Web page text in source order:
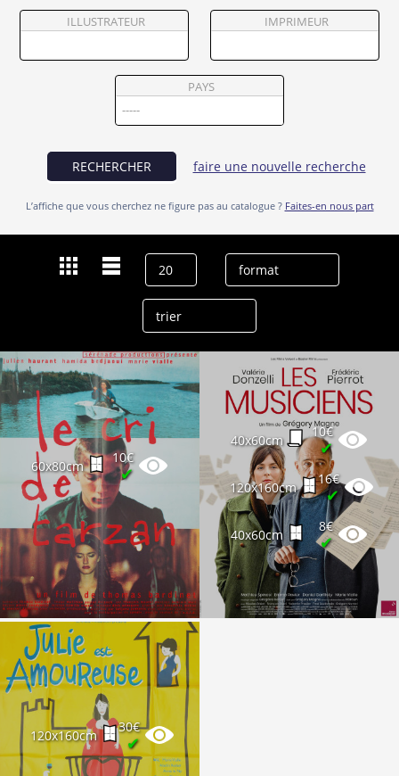
Vendre
ILLUSTRATEUR IMPRIMEUR
PAYS
RECHERCHER faire une nouvelle recherche
L’affiche que vous cherchez ne figure pas au catalogue ? Faites-en nous part
60x80cm
10€
✔
40x60cm
10€
✔
120x160cm
16€
✔
40x60cm
8€
✔
120x160cm
30€
✔